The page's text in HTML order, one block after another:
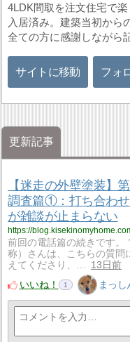
4LDK間取を注文住宅で
入居済み。建築当初から
全ての方に感謝しながら
サイトに移動 フォ
更新記事
【迷走の外壁塗装】
調査篇①：打ち合わ
が雑談が止まらない
https://
前回の電話篇の続きです。
称）さんは、こちらの質問
えてくださり、…
13日前
いいね！
1 まっし